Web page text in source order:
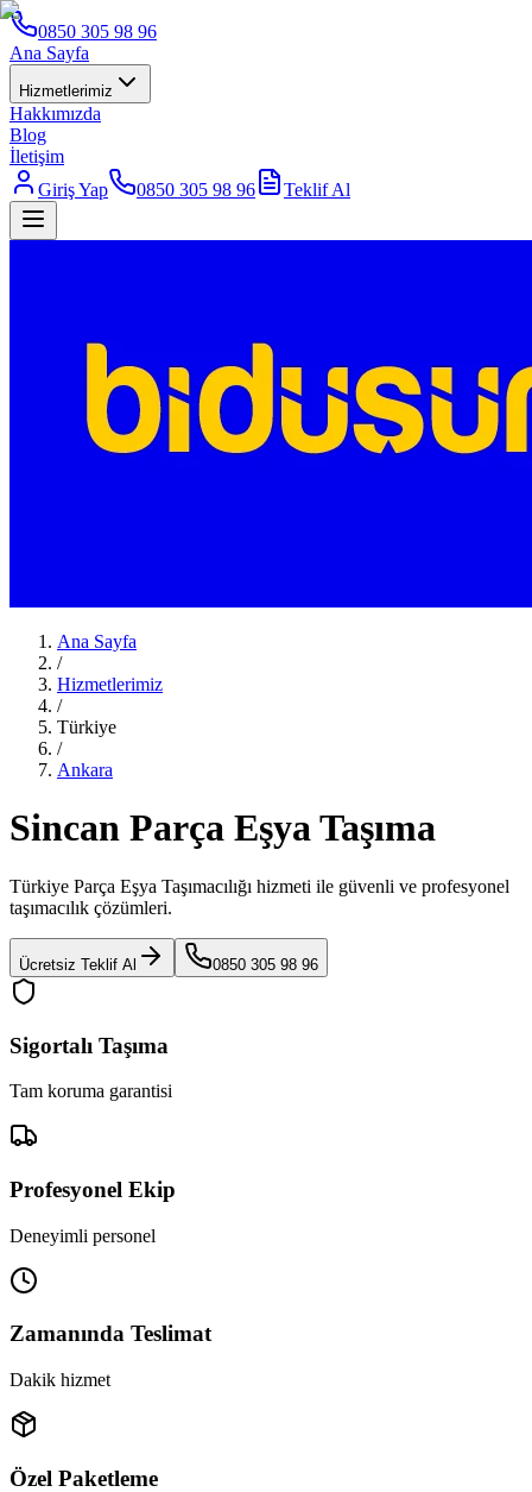
0850 305 98 96
Ana Sayfa
Hizmetlerimiz
Hakkımızda
Blog
İletişim
Giriş Yap
0850 305 98 96 Teklif Al
Ana Sayfa
/
Hizmetlerimiz
/
Türkiye
/
Ankara
Sincan Parça Eşya Taşıma
Türkiye Parça Eşya Taşımacılığı hizmeti ile güvenli ve profesyonel
taşımacılık çözümleri.
Ücretsiz Teklif Al 0850 305 98 96
Sigortalı Taşıma
Tam koruma garantisi
Profesyonel Ekip
Deneyimli personel
Zamanında Teslimat
Dakik hizmet
Özel Paketleme